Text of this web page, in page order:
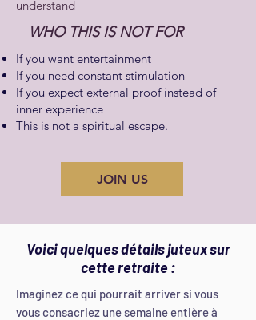
understand
WHO THIS IS NOT FOR
If you want entertainment
If you need constant stimulation
If you expect external proof instead of
inner experience​
This is not a spiritual escape.
JOIN US
Voici quelques détails juteux sur
cette retraite :
Imaginez ce qui pourrait arriver si vous
vous consacriez une semaine entière à